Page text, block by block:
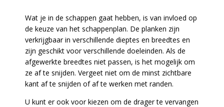
Wat je in de schappen gaat hebben, is van invloed op
de keuze van het schappenplan. De planken zijn
verkrijgbaar in verschillende dieptes en breedtes en
zijn geschikt voor verschillende doeleinden. Als de
afgewerkte breedtes niet passen, is het mogelijk om
ze af te snijden. Vergeet niet om de minst zichtbare
kant af te snijden of af te werken met randen.
U kunt er ook voor kiezen om de drager te vervangen